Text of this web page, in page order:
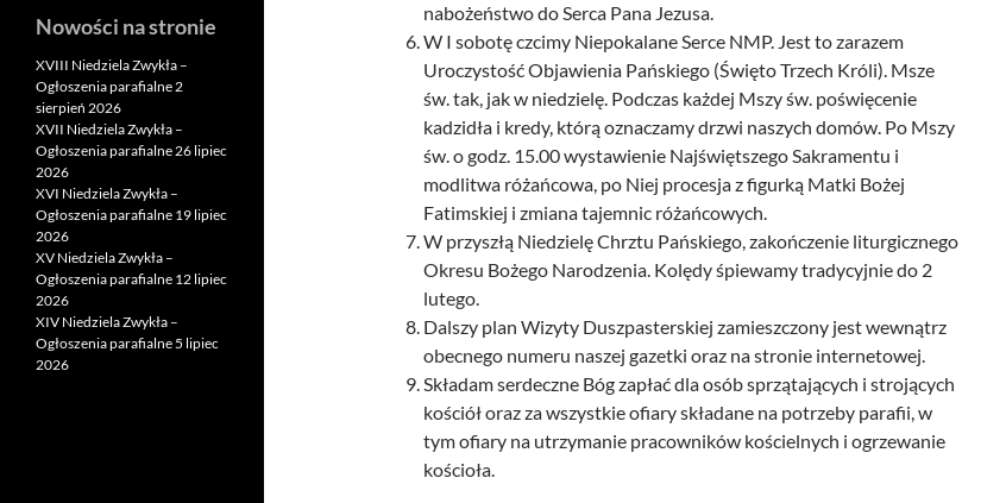
nabożeństwo do Serca Pana Jezusa.
W I sobotę czcimy Niepokalane Serce NMP. Jest to zarazem
Uroczystość Objawienia Pańskiego (Święto Trzech Króli). Msze
św. tak, jak w niedzielę. Podczas każdej Mszy św. poświęcenie
kadzidła i kredy, którą oznaczamy drzwi naszych domów. Po Mszy
św. o godz. 15.00 wystawienie Najświętszego Sakramentu i
modlitwa różańcowa, po Niej procesja z figurką Matki Bożej
Fatimskiej i zmiana tajemnic różańcowych.
W przyszłą Niedzielę Chrztu Pańskiego, zakończenie liturgicznego
Okresu Bożego Narodzenia. Kolędy śpiewamy tradycyjnie do 2
lutego.
Dalszy plan Wizyty Duszpasterskiej zamieszczony jest wewnątrz
obecnego numeru naszej gazetki oraz na stronie internetowej.
Składam serdeczne Bóg zapłać dla osób sprzątających i strojących
kościół oraz za wszystkie ofiary składane na potrzeby parafii, w
tym ofiary na utrzymanie pracowników kościelnych i ogrzewanie
kościoła.
Nowości na stronie
XVIII Niedziela Zwykła –
Ogłoszenia parafialne 2
sierpień 2026
XVII Niedziela Zwykła –
Ogłoszenia parafialne 26 lipiec
2026
XVI Niedziela Zwykła –
Ogłoszenia parafialne 19 lipiec
2026
XV Niedziela Zwykła –
Ogłoszenia parafialne 12 lipiec
2026
XIV Niedziela Zwykła –
Ogłoszenia parafialne 5 lipiec
2026